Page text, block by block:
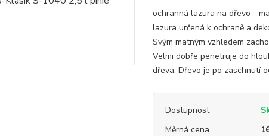
ochranná lazura na dřevo -
lazura určená k ochraně a
Svým matným vzhledem
Velmi dobře penetruje do
dřeva. Dřevo je po zaschnutí
Dostupnost
Měrná cena